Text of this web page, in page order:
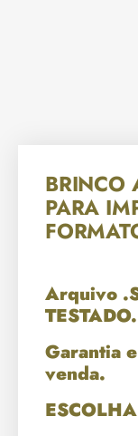
BRINCO
PARA
Arquivo
TESTADO.
Garantia
venda.